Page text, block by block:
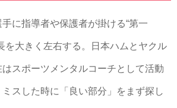
に指導者や保護者が掛ける“第一
を大きく左右する。日本ハムとヤクル
はスポーツメンタルコーチとして活動
スした時に「良い部分」をまず探し